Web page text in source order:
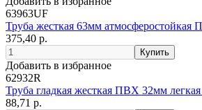
63963UF
Труба жесткая 63мм атмосферостойкая
375,40 р.
Добавить в избранное
62932R
Труба гладкая жесткая ПВХ 32мм
88,71 р.